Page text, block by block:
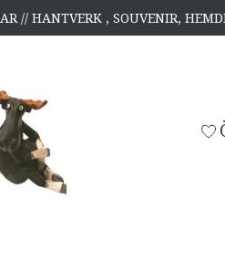
// HANTVERK , SOUVENIR,